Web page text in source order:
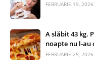
FEBRUARIE 19, 2026
A slăbit 43 kg.
noapte nu l-au
FEBRUARIE 25, 2026